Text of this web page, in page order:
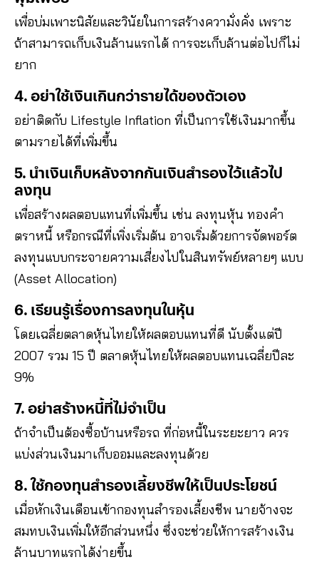
เพื่อบ่มเพาะนิสัยและวินัยในการสร้างความั่งคั่ง เพราะ
ถ้าสามารถเก็บเงินล้านแรกได้ การจะเก็บล้านต่อไปก็ไม่
ยาก
4. อย่าใช้เงินเกินกว่ารายได้ของตัวเอง
อย่าติดกับ Lifestyle Inflation ที่เป็นการใช้เงินมากขึ้น
ตามรายได้ที่เพิ่มขึ้น
5. นำเงินเก็บหลังจากกันเงินสำรองไว้แล้วไป
ลงทุน
เพื่อสร้างผลตอบแทนที่เพิ่มขึ้น เช่น ลงทุนหุ้น ทองคำ
ตราหนี้ หรือกรณีที่เพิ่งเริ่มต้น อาจเริ่มด้วยการจัดพอร์ต
ลงทุนแบบกระจายความเสี่ยงไปในสินทรัพย์หลายๆ แบบ
(Asset Allocation)
6. เรียนรู้เรื่องการลงทุนในหุ้น
โดยเฉลี่ยตลาดหุ้นไทยให้ผลตอบแทนที่ดี นับตั้งแต่ปี
2007 รวม 15 ปี ตลาดหุ้นไทยให้ผลตอบแทนเฉลี่ยปีละ
9%
7. อย่าสร้างหนี้ที่ไม่จำเป็น
ถ้าจำเป็นต้องซื้อบ้านหรือรถ ที่ก่อหนี้ในระยะยาว ควร
แบ่งส่วนเงินมาเก็บออมและลงทุนด้วย
8. ใช้กองทุนสำรองเลี้ยงชีพให้เป็นประโยชน์
เมื่อหักเงินเดือนเข้ากองทุนสำรองเลี้ยงชีพ นายจ้างจะ
สมทบเงินเพิ่มให้อีกส่วนหนึ่ง ซึ่งจะช่วยให้การสร้างเงิน
ล้านบาทแรกได้ง่ายขึ้น